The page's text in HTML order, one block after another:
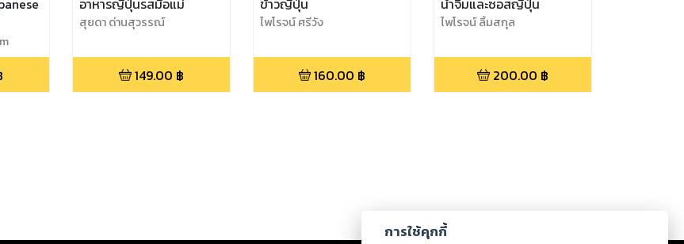
สุยดา ด่านสุวรรณ์
149.00 ฿
ไพโรจน์ ศรีวัง
160.00 ฿
ไพโรจน์ ลิ้มสกุล
200.00 ฿
การใช้คุกกี้